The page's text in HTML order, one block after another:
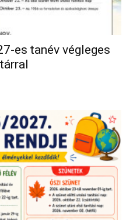
es tanév végleges